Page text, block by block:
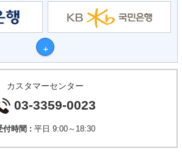
カスタマーセンター
03-3359-0023
付時間 : 平日 9:00～18:30